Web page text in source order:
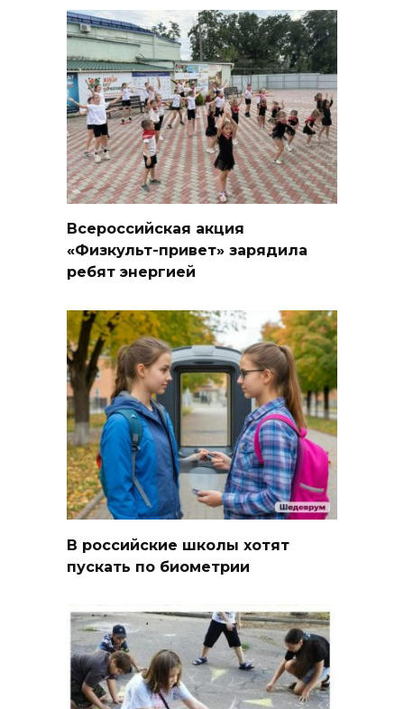
Всероссийская акция
«Физкульт-привет» зарядила
ребят энергией
В российские школы хотят
пускать по биометрии